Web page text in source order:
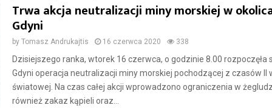
Trwa akcja neutralizacji miny morskiej w
Gdyni
by Tomasz Andrukajtis 16 czerwca 2020 338
Dzisiejszego ranka, wtorek 16 czerwca, o godzinie 8.00 rozpoczęła
Gdyni operacja neutralizacji miny morskiej pochodzącej z czasów II
światowej. Na czas całej akcji wprowadzono ograniczenia w
również zakaz kąpieli oraz...